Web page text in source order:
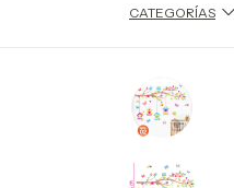
CATEGORÍAS